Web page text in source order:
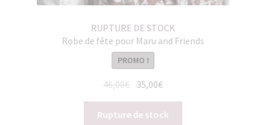
RUPTURE DE STOCK
Robe de fête pour Maru and Friends
PROMO !
46,00€ Le
prix
initial
35,00€Le
prix
actuel
Rupture de stock